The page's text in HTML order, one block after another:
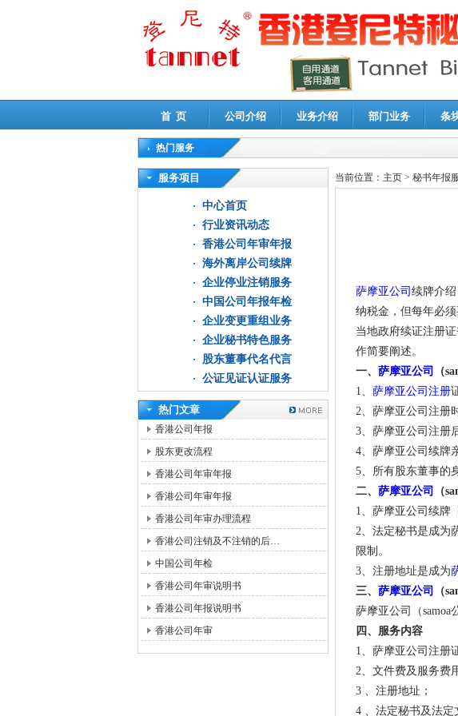
首 页 公司介绍 业务介绍 部门业务 条
热门服务
高新技术企业认定审计|企业所得税汇算清缴申报鉴证
服务项目
中心首页
行业资讯动态
香港公司年审年报
海外离岸公司续牌
企业停业注销服务
中国公司年报年检
企业变更重组业务
企业秘书特色服务
股东董事代名代言
公证见证认证服务
热门文章
香港公司年报
股东更改流程
香港公司年审年报
香港公司年审年报
香港公司年审办理流程
香港公司注销及不注销的后…
中国公司年检
香港公司年审说明书
香港公司年报说明书
香港公司年审
当前位置： 主页 > 秘书年报
萨摩亚公司 续牌介
纳税金，但每年必
当地政府续证注册
作简要阐述。
一、 萨摩亚公司
（
1、 萨摩亚公司注册
2、萨摩亚公司注册
3、萨摩亚公司注册
4、萨摩亚公司续牌
5、所有股东董事的
二、 萨摩亚公司
（
1、萨摩亚公司续牌
2、法定秘书是成为
限制。
3、注册地址是成为
三、 萨摩亚公司
（
萨摩亚公司（samoa
四、服务内容
1、萨摩亚公司注册
2、文件费及服务费
3 、注册地址；
4 、法定秘书及法定